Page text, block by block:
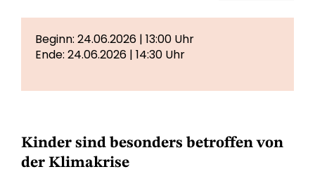
Beginn: 24.06.2026 | 13:00 Uhr
Ende: 24.06.2026 | 14:30 Uhr
Kinder sind besonders betroffen von
der Klimakrise